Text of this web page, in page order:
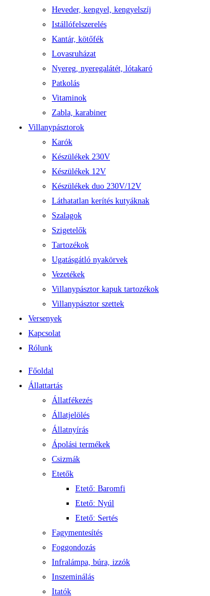
Heveder, kengyel, kengyelszíj
Istállófelszerelés
Kantár, kötőfék
Lovasruházat
Nyereg, nyeregalátét, lótakaró
Patkolás
Vitaminok
Zabla, karabiner
Villanypásztorok
Karók
Készülékek 230V
Készülékek 12V
Készülékek duo 230V/12V
Láthatatlan kerítés kutyáknak
Szalagok
Szigetelők
Tartozékok
Ugatásgátló nyakörvek
Vezetékek
Villanypásztor kapuk tartozékok
Villanypásztor szettek
Versenyek
Kapcsolat
Rólunk
Főoldal
Állattartás
Állatfékezés
Állatjelölés
Állatnyírás
Ápolási termékek
Csizmák
Etetők
Etető: Baromfi
Etető: Nyúl
Etető: Sertés
Fagymentesítés
Foggondozás
Infralámpa, búra, izzók
Inszeminálás
Itatók